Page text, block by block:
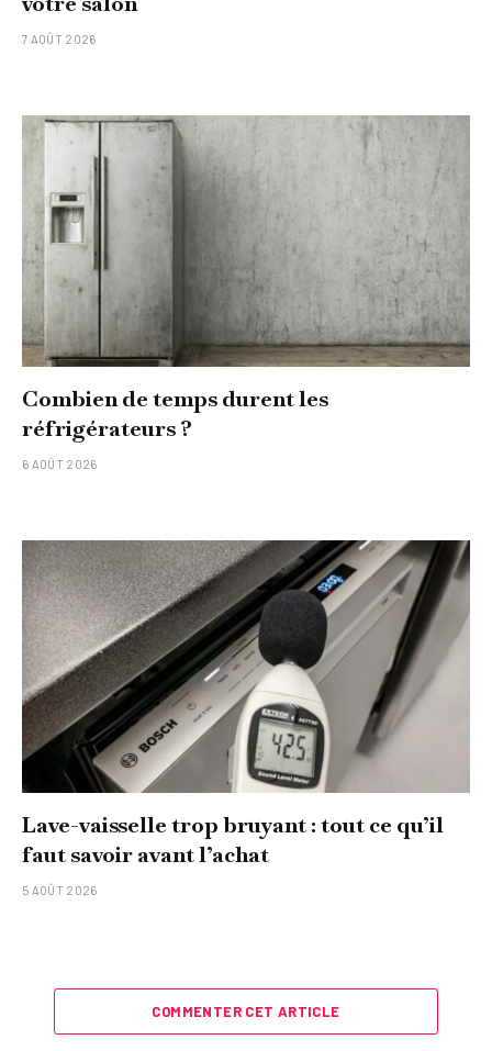
7 AOÛT 2026
Combien de temps durent les
réfrigérateurs ?
6 AOÛT 2026
Lave-vaisselle trop bruyant : tout ce qu’il
faut savoir avant l’achat
5 AOÛT 2026
COMMENTER CET ARTICLE